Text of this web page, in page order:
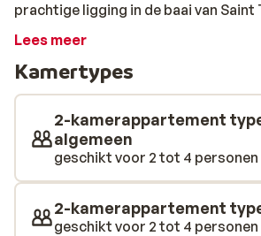
prachtige ligging in de baai van
3 kilometer van Port-Grimaud. Het
van Saint Tropez en heeft een
veel groen en exotische planten. Je
golfslagbad, zwembad met
glijbanen, ligbedden met parasols en
sportfaciliteiten. Een vakantie om
vergeten!
Lees meer
Kamertypes
2-kamerappartement
algemeen
geschikt voor 2 tot 4 personen
2-kamerappartement
geschikt voor 2 tot 4 personen